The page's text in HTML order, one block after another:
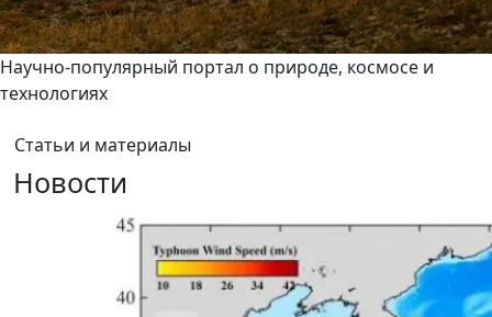
Научно-популярный портал о природе, космосе и
технологиях
Статьи и материалы
Новости